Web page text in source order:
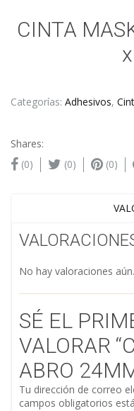
CINTA
Categorías: Adhesivos,
Shares:
(0)
(0) (0)
No hay valoraciones aún.
SÉ EL
VALORAR
ABRO
Tu dirección de correo
campos obligatorios